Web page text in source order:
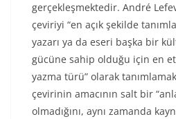
gerçekleşmektedir. André
çeviriyi “en açık şekilde
yazarı ya da eseri başka bir
gücüne sahip olduğu için en
yazma türü” olarak
çevirinin amacının salt bir
olmadığını, aynı zamanda